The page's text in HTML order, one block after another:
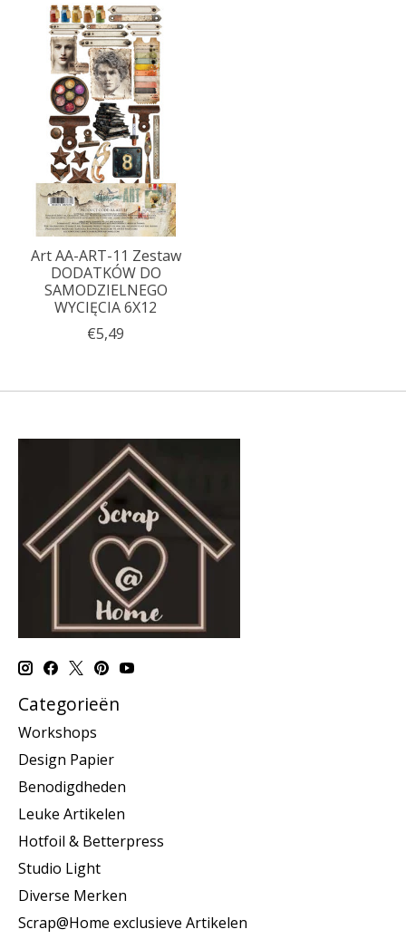
Art AA-ART-11 Zestaw
DODATKÓW DO
SAMODZIELNEGO
WYCIĘCIA 6X12
€5,49
Categorieën
Workshops
Design Papier
Benodigdheden
Leuke Artikelen
Hotfoil & Betterpress
Studio Light
Diverse Merken
Scrap@Home exclusieve Artikelen